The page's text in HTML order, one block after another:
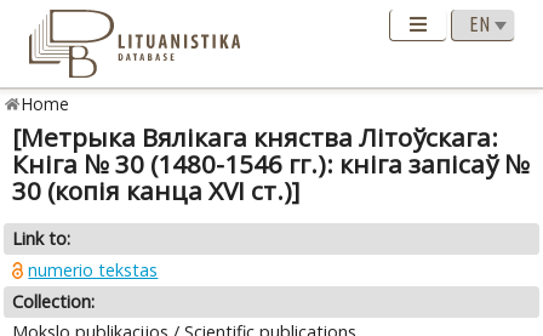
Home
[Метрыка Вялікага княства Літоўскага:
Кніга № 30 (1480-1546 гг.): кніга запісаў №
30 (копія канца XVI ст.)]
Link to:
numerio tekstas
Collection: